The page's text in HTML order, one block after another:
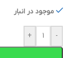
موجود در انبار
-
+